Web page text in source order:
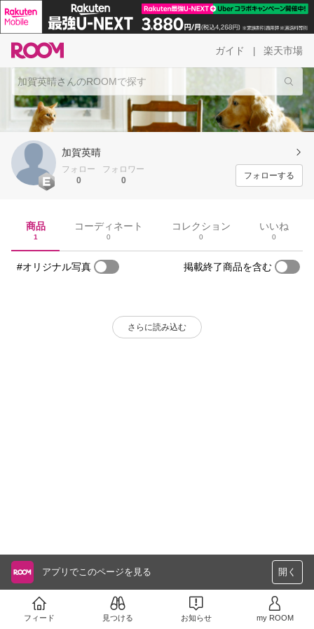
ガイド 楽天市場
加賀英晴
フォロー
0
フォロワー
0
フォローする
商品
1
コーディネート
0
コレクション
0
いいね
0
#オリジナル写真 掲載終了商品を含む
さらに読み込む
アプリでこのページを見る 開く
フィード 見つける お知らせ my ROOM